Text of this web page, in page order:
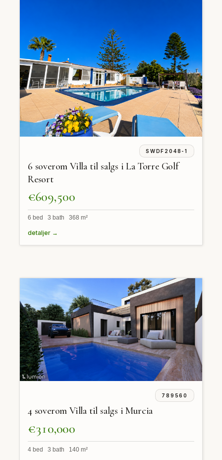
SWDF2048-1
6 soverom Villa til salgs i La Torre Golf
Resort
€609,500
6 bed 3 bath 368 m²
detaljer →
789560
4 soverom Villa til salgs i Murcia
€310,000
4 bed 3 bath 140 m²